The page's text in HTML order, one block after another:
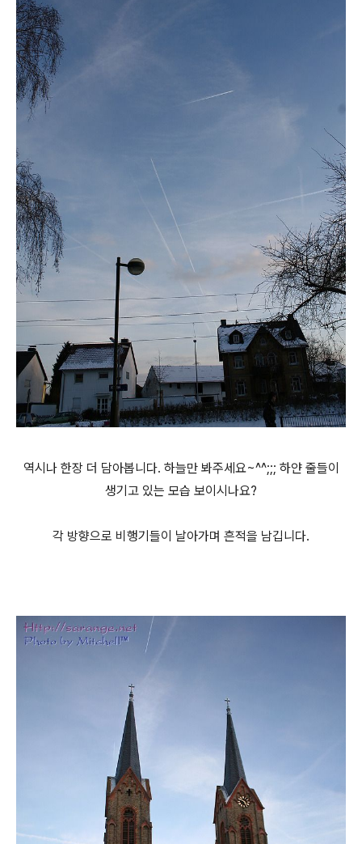
역시나 한장 더 담아봅니다. 하늘만 봐주세요~^^;;; 하얀 줄들이
생기고 있는 모습 보이시나요?
각 방향으로 비행기들이 날아가며 흔적을 남깁니다.